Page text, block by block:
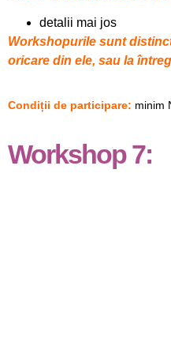
detalii mai jos
Workshopurile sunt
oricare din ele, sau la
Condiții de participare: minim
Workshop 7: